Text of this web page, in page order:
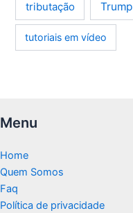
tributação Trump
tutoriais em vídeo
Menu
Home
Quem Somos
Faq
Política de privacidade